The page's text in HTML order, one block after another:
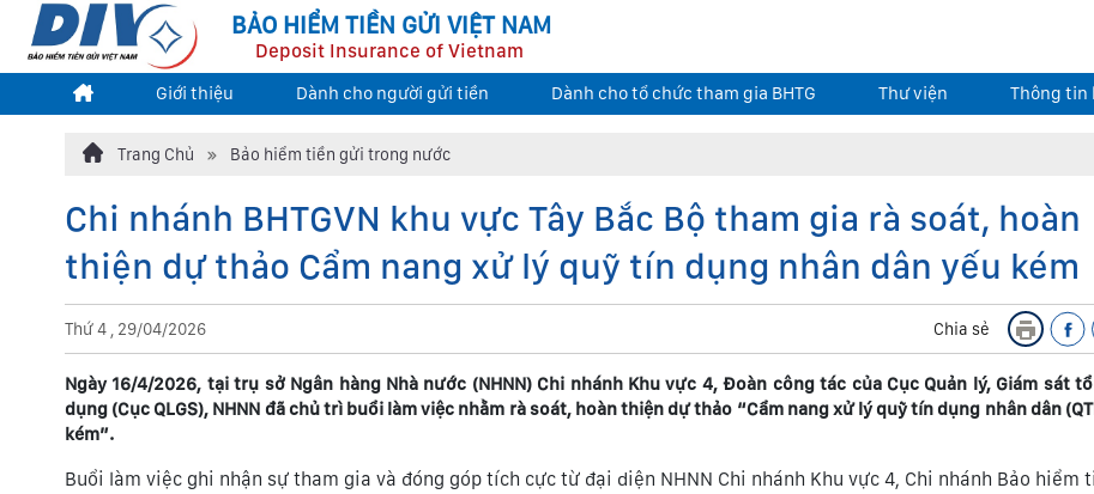
BẢO HIỂM TIỀN GỬI VIỆT NAM
Deposit Insurance of Vietnam
Giới thiệu Dành cho người gửi tiền Dành cho tổ chức tham gia BHTG Thư viện Thông tin
Trang Chủ Bảo hiểm tiền gửi trong nước
Chi nhánh BHTGVN khu vực Tây Bắc Bộ tham gia rà soát, hoàn
thiện dự thảo Cẩm nang xử lý quỹ tín dụng nhân dân yếu kém
Thứ 4 , 29/04/2026 Chia sẻ
Ngày 16/4/2026, tại trụ sở Ngân hàng Nhà nước (NHNN) Chi nhánh Khu vực 4, Đoàn công tác của Cục Quản lý, Giám sát
dụng (Cục QLGS), NHNN đã chủ trì buổi làm việc nhằm rà soát, hoàn thiện dự thảo “Cẩm nang xử lý quỹ tín dụng nhân dân
kém”.
Buổi làm việc ghi nhận sự tham gia và đóng góp tích cực từ đại diện NHNN Chi nhánh Khu vực 4, Chi nhánh Bảo hiểm